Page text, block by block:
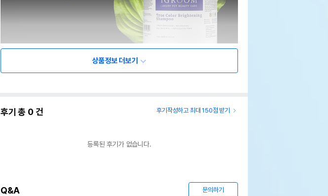
상품정보 더보기
후기 총 0 건 후기작성하고 최대 150점 받기
등록된 후기가 없습니다.
Q&A 문의하기